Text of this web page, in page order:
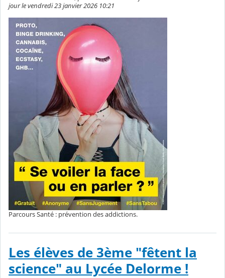
jour le vendredi 23 janvier 2026 10:21
Parcours Santé : prévention des addictions.
Les élèves de 3ème "fêtent la
science" au Lycée Delorme !